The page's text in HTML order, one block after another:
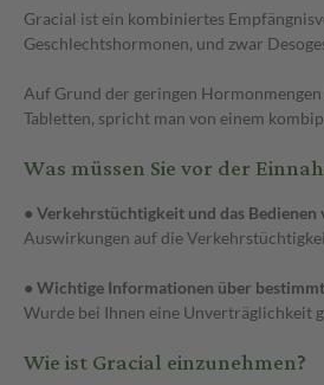
Gracial ist ein kombiniertes
Geschlechtshormonen, und zwar
Auf Grund der geringen
Tabletten, spricht man von einem
Was müssen Sie vor der
● Verkehrstüchtigkeit und das Bedienen
Auswirkungen auf die
● Wichtige Informationen über
Wurde bei Ihnen eine Unverträglichkeit
Wie ist Gracial einzunehmen?